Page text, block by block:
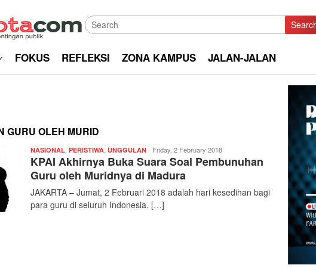
FOKUS REFLEKSI ZONA KAMPUS JALAN-JALAN
GURU OLEH MURID
NASIONAL PERISTIWA UNGGULAN Redaksi
kabarkota
Friday, 2 February 2018
KPAI Akhirnya Buka Suara Soal Pembunuhan
Guru oleh Muridnya di Madura
JAKARTA – Jumat, 2 Februari 2018 adalah hari kesedihan bagi
para guru di seluruh Indonesia. […]